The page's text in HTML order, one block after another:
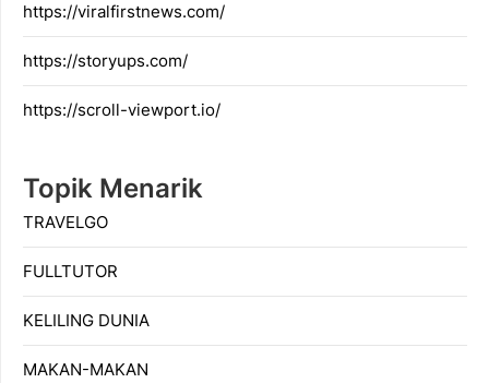
https://viralfirstnews.com/
https://storyups.com/
https://scroll-viewport.io/
Topik Menarik
TRAVELGO
FULLTUTOR
KELILING DUNIA
MAKAN-MAKAN